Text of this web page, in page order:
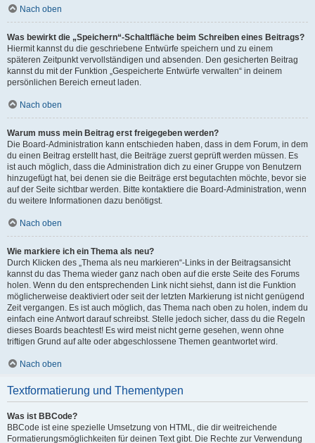
Nach oben
Was bewirkt die „Speichern“-Schaltfläche beim Schreiben eines Beitrags?
Hiermit kannst du die geschriebene Entwürfe speichern und zu einem
späteren Zeitpunkt vervollständigen und absenden. Den gesicherten Beitrag
kannst du mit der Funktion „Gespeicherte Entwürfe verwalten“ in deinem
persönlichen Bereich erneut laden.
Nach oben
Warum muss mein Beitrag erst freigegeben werden?
Die Board-Administration kann entschieden haben, dass in dem Forum, in dem
du einen Beitrag erstellt hast, die Beiträge zuerst geprüft werden müssen. Es
ist auch möglich, dass die Administration dich zu einer Gruppe von Benutzern
hinzugefügt hat, bei denen sie die Beiträge erst begutachten möchte, bevor sie
auf der Seite sichtbar werden. Bitte kontaktiere die Board-Administration, wenn
du weitere Informationen dazu benötigst.
Nach oben
Wie markiere ich ein Thema als neu?
Durch Klicken des „Thema als neu markieren“-Links in der Beitragsansicht
kannst du das Thema wieder ganz nach oben auf die erste Seite des Forums
holen. Wenn du den entsprechenden Link nicht siehst, dann ist die Funktion
möglicherweise deaktiviert oder seit der letzten Markierung ist nicht genügend
Zeit vergangen. Es ist auch möglich, das Thema nach oben zu holen, indem du
einfach eine Antwort darauf schreibst. Stelle jedoch sicher, dass du die Regeln
dieses Boards beachtest! Es wird meist nicht gerne gesehen, wenn ohne
triftigen Grund auf alte oder abgeschlossene Themen geantwortet wird.
Nach oben
Textformatierung und Thementypen
Was ist BBCode?
BBCode ist eine spezielle Umsetzung von HTML, die dir weitreichende
Formatierungsmöglichkeiten für deinen Text gibt. Die Rechte zur Verwendung